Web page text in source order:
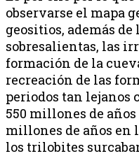
observarse el mapa
geositios, además
sobresalientas, las
formación de la
recreación de las
periodos tan lejanos
550 millones de
millones de años en
los trilobites